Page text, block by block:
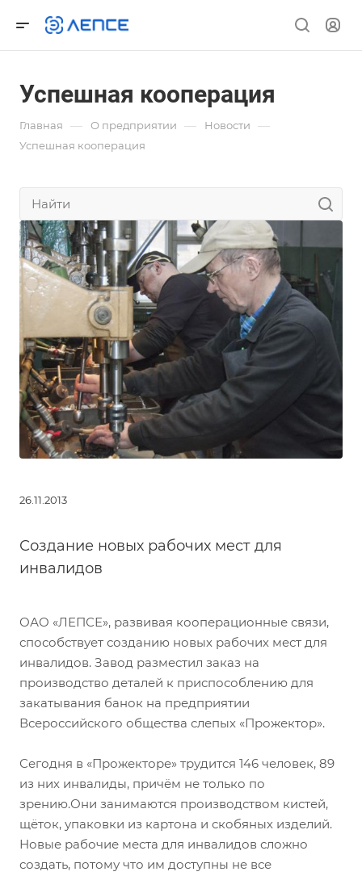
Успешная кооперация
Главная — О предприятии — Новости —
Успешная кооперация
26.11.2013
Создание новых рабочих мест для
инвалидов
ОАО «ЛЕПСЕ», развивая кооперационные связи,
способствует созданию новых рабочих мест для
инвалидов. Завод разместил заказ на
производство деталей к приспособлению для
закатывания банок на предприятии
Всероссийского общества слепых «Прожектор».
Сегодня в «Прожекторе» трудится 146 человек, 89
из них инвалиды, причём не только по
зрению.Они занимаются производством кистей,
щёток, упаковки из картона и скобяных изделий.
Новые рабочие места для инвалидов сложно
создать, потому что им доступны не все